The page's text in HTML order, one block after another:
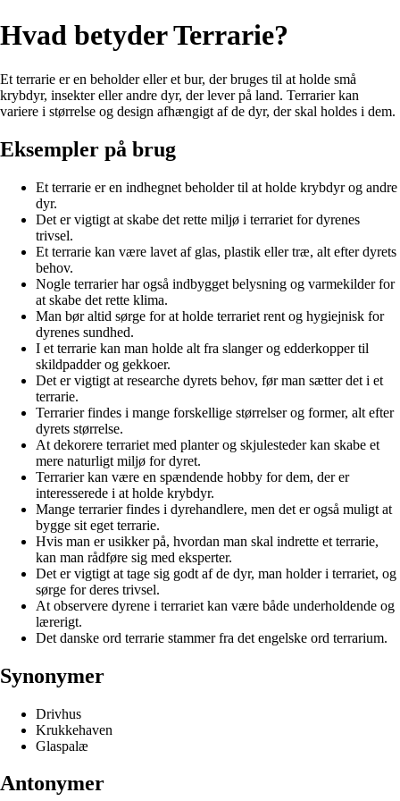
Hvad betyder Terrarie?
Et terrarie er en beholder eller et bur, der bruges til at holde små
krybdyr, insekter eller andre dyr, der lever på land. Terrarier kan
variere i størrelse og design afhængigt af de dyr, der skal holdes i dem.
Eksempler på brug
Et terrarie er en indhegnet beholder til at holde krybdyr og andre
dyr.
Det er vigtigt at skabe det rette miljø i terrariet for dyrenes
trivsel.
Et terrarie kan være lavet af glas, plastik eller træ, alt efter dyrets
behov.
Nogle terrarier har også indbygget belysning og varmekilder for
at skabe det rette klima.
Man bør altid sørge for at holde terrariet rent og hygiejnisk for
dyrenes sundhed.
I et terrarie kan man holde alt fra slanger og edderkopper til
skildpadder og gekkoer.
Det er vigtigt at researche dyrets behov, før man sætter det i et
terrarie.
Terrarier findes i mange forskellige størrelser og former, alt efter
dyrets størrelse.
At dekorere terrariet med planter og skjulesteder kan skabe et
mere naturligt miljø for dyret.
Terrarier kan være en spændende hobby for dem, der er
interesserede i at holde krybdyr.
Mange terrarier findes i dyrehandlere, men det er også muligt at
bygge sit eget terrarie.
Hvis man er usikker på, hvordan man skal indrette et terrarie,
kan man rådføre sig med eksperter.
Det er vigtigt at tage sig godt af de dyr, man holder i terrariet, og
sørge for deres trivsel.
At observere dyrene i terrariet kan være både underholdende og
lærerigt.
Det danske ord terrarie stammer fra det engelske ord terrarium.
Synonymer
Drivhus
Krukkehaven
Glaspalæ
Antonymer